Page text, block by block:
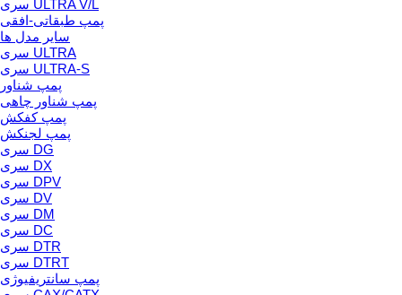
سری ULTRA V/L
پمپ طبقاتی-افقی
سایر مدل ها
سری ULTRA
سری ULTRA-S
پمپ شناور
پمپ شناور چاهی
پمپ کفکش
پمپ لجنکش
سری DG
سری DX
سری DPV
سری DV
سری DM
سری DC
سری DTR
سری DTRT
پمپ سانتریفیوژی